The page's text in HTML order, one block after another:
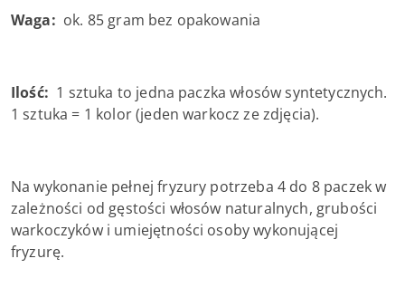
Waga: ok. 85 gram bez opakowania
Ilość: 1 sztuka to jedna paczka włosów syntetycznych.
1 sztuka = 1 kolor (jeden warkocz ze zdjęcia).
Na wykonanie pełnej fryzury potrzeba 4 do 8 paczek w
zależności od gęstości włosów naturalnych, grubości
warkoczyków i umiejętności osoby wykonującej
fryzurę.